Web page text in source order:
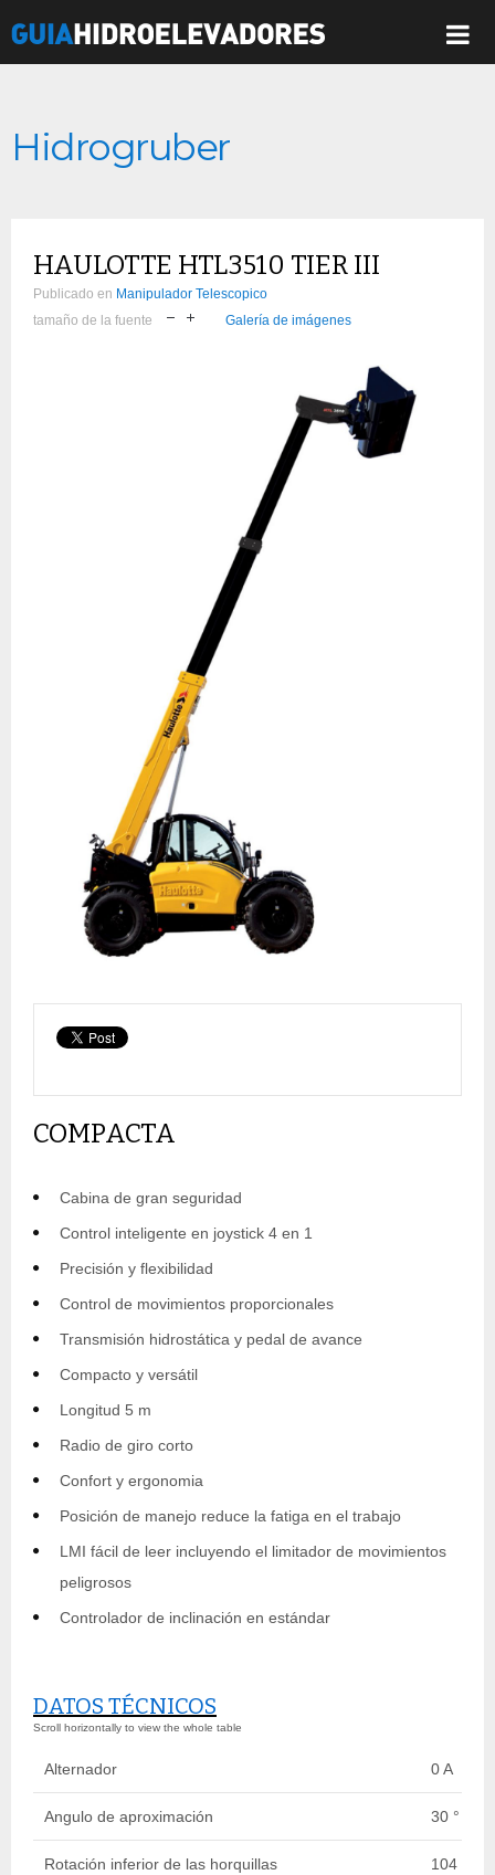
Hidrogruber
HAULOTTE HTL3510 TIER III
Publicado en Manipulador Telescopico
tamaño de la fuente
Galería de imágenes
COMPACTA
Cabina de gran seguridad
Control inteligente en joystick 4 en 1
Precisión y flexibilidad
Control de movimientos proporcionales
Transmisión hidrostática y pedal de avance
Compacto y versátil
Longitud 5 m
Radio de giro corto
Confort y ergonomia
Posición de manejo reduce la fatiga en el trabajo
LMI fácil de leer incluyendo el limitador de movimientos
peligrosos
Controlador de inclinación en estándar
DATOS TÉCNICOS
Alternador 0 A
Angulo de aproximación 30 °
Rotación inferior de las horquillas 104 °